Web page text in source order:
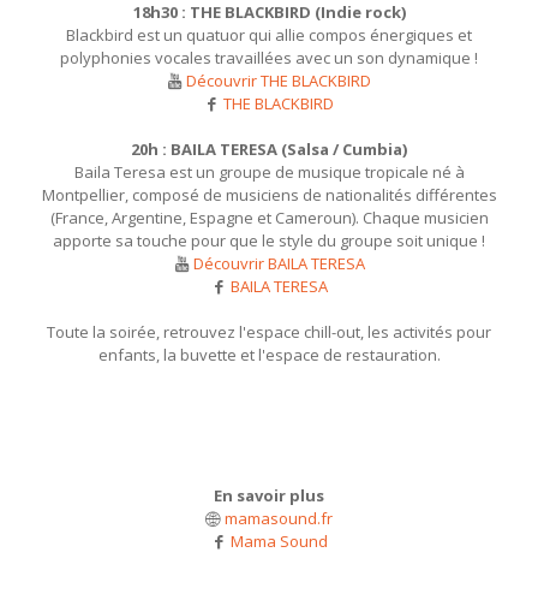
18h30 : THE BLACKBIRD (Indie rock)
Blackbird est un quatuor qui allie compos énergiques et
polyphonies vocales travaillées avec un son dynamique !
Découvrir THE BLACKBIRD
THE BLACKBIRD
20h : BAILA TERESA (Salsa / Cumbia)
Baila Teresa est un groupe de musique tropicale né à
Montpellier, composé de musiciens de nationalités différentes
(France, Argentine, Espagne et Cameroun). Chaque musicien
apporte sa touche pour que le style du groupe soit unique !
Découvrir BAILA TERESA
BAILA TERESA
Toute la soirée, retrouvez l'espace chill-out, les activités pour
enfants, la buvette et l'espace de restauration.
En savoir plus
mamasound.fr
Mama Sound